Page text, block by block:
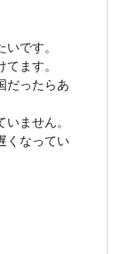
です。
ます。
だったらあ
ません。
くなってい